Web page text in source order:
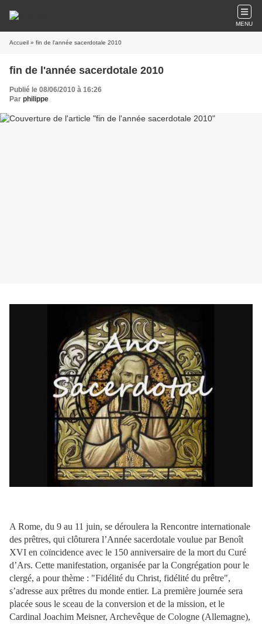
MENU
Accueil » fin de l'année sacerdotale 2010
fin de l'année sacerdotale 2010
Publié le 08/06/2010 à 16:26
Par philippe
A Rome, du 9 au 11 juin, se déroulera la Rencontre internationale
des prêtres, qui clôturera l’Année sacerdotale voulue par Benoît
XVI en coïncidence avec le 150 anniversaire de la mort du Curé
d’Ars. Cette manifestation, organisée par la Congrégation pour le
clergé, a pour thème : "Fidélité du Christ, fidélité du prêtre",
s’adresse aux prêtres du monde entier. La première journée sera
placée sous le sceau de la conversion et de la mission, et le
Cardinal Joachim Meisner, Archevêque de Cologne (Allemagne),